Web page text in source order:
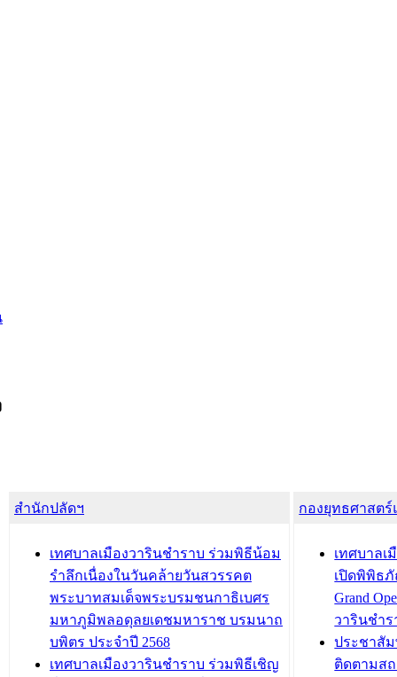
สำนักปลัดฯ
เทศบาลเมืองวารินชำราบ ร่วมพิธีน้อม
รำลึกเนื่องในวันคล้ายวันสวรรคต
พระบาทสมเด็จพระบรมชนกาธิเบศร
มหาภูมิพลอดุลยเดชมหาราช บรมนาถ
บพิตร ประจำปี 2568
เทศบาลเมืองวารินชำราบ ร่วมพิธีเชิญ
กองยุทธศาสต
เทศบาลเ
เปิดพิพิธภั
Grand
วารินชำร
ประชาสัม
ติดตามส